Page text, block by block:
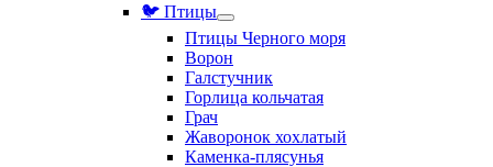
🐦 Птицы
Птицы Черного моря
Ворон
Галстучник
Горлица кольчатая
Грач
Жаворонок хохлатый
Каменка-плясунья